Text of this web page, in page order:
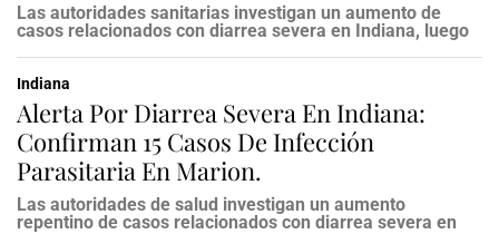
Las autoridades sanitarias investigan un aumento de
casos relacionados con diarrea severa en Indiana, luego
Indiana
Alerta Por Diarrea Severa En Indiana:
Confirman 15 Casos De Infección
Parasitaria En Marion.
Las autoridades de salud investigan un aumento
repentino de casos relacionados con diarrea severa en